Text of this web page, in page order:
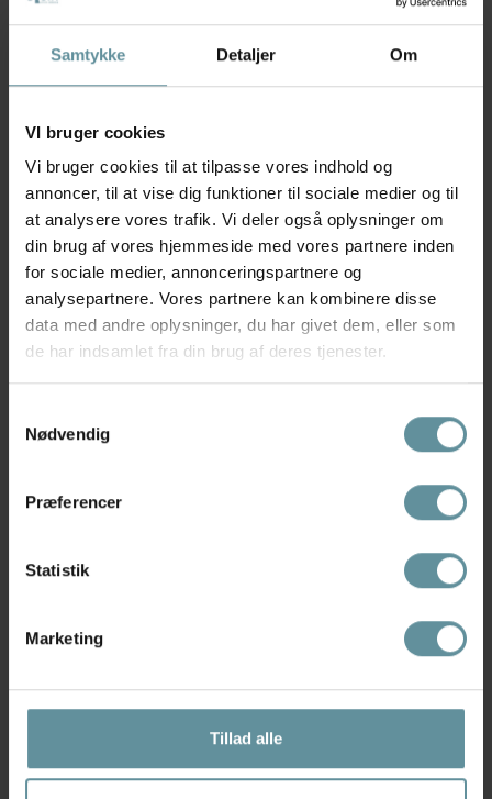
Samtykke Detaljer Om
VI bruger cookies
Vi bruger cookies til at tilpasse vores indhold og
annoncer, til at vise dig funktioner til sociale medier og til
at analysere vores trafik. Vi deler også oplysninger om
din brug af vores hjemmeside med vores partnere inden
for sociale medier, annonceringspartnere og
analysepartnere. Vores partnere kan kombinere disse
data med andre oplysninger, du har givet dem, eller som
de har indsamlet fra din brug af deres tjenester.
Nødvendig
Præferencer
Statistik
Marketing
Tillad alle
Pilgrim
Hjerte Øreringe...
Pilgrim
Guldbelagt
Pilgrim AIR halskæde 102612011 Pilgrim AIR halskæde 102616011